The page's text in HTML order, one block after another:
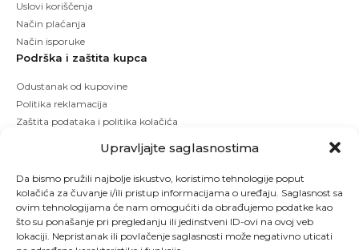
Upravljajte saglasnostima
Da bismo pružili najbolje iskustvo, koristimo tehnologije poput
kolačića za čuvanje i/ili pristup informacijama o uređaju. Saglasnost sa
ovim tehnologijama će nam omogućiti da obrađujemo podatke kao
što su ponašanje pri pregledanju ili jedinstveni ID-ovi na ovoj veb
lokaciji. Nepristanak ili povlačenje saglasnosti može negativno uticati
Uslovi koriščenja
Način plaćanja
Način isporuke
Podrška i zaštita kupca
Odustanak od kupovine
Politika reklamacija
Zaštita podataka i politika kolačića